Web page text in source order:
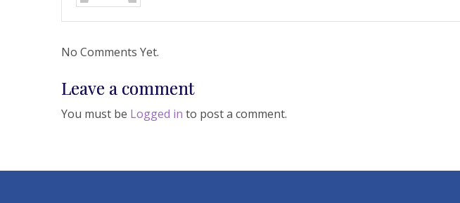
No Comments Yet.
Leave a comment
You must be Logged in to post a comment.